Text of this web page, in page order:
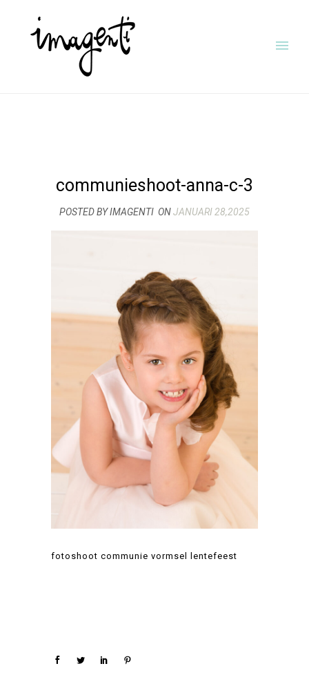
communieshoot-anna-c-3
POSTED BY IMAGENTI ONJANUARI 28,2025
fotoshoot communie vormsel lentefeest